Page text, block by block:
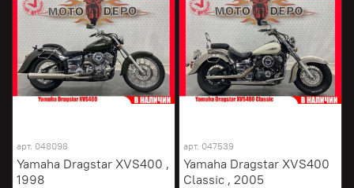
арт. 048098
Yamaha Dragstar XVS400 ,
1998
арт. 047539
Yamaha Dragstar XVS400
Classic , 2005